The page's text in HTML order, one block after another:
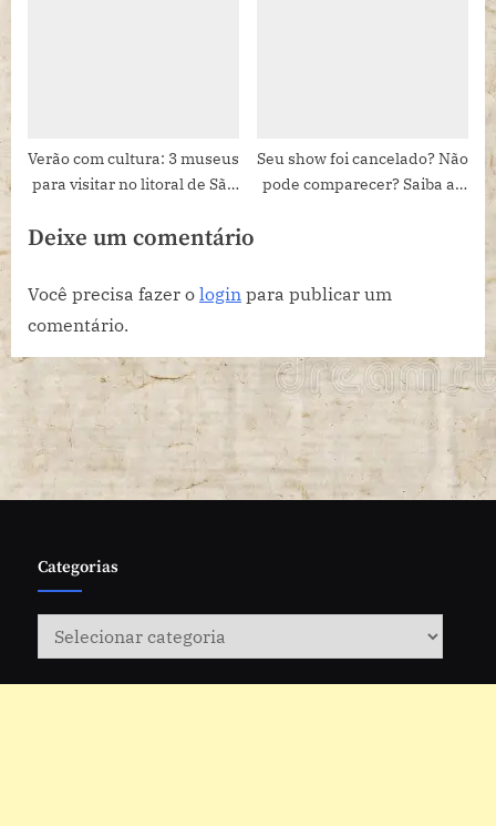
Verão com cultura: 3 museus
para visitar no litoral de São
Seu show foi cancelado? Não
pode comparecer? Saiba as
Deixe um comentário
Você precisa fazer o login para publicar um
comentário.
Categorias
Categorias